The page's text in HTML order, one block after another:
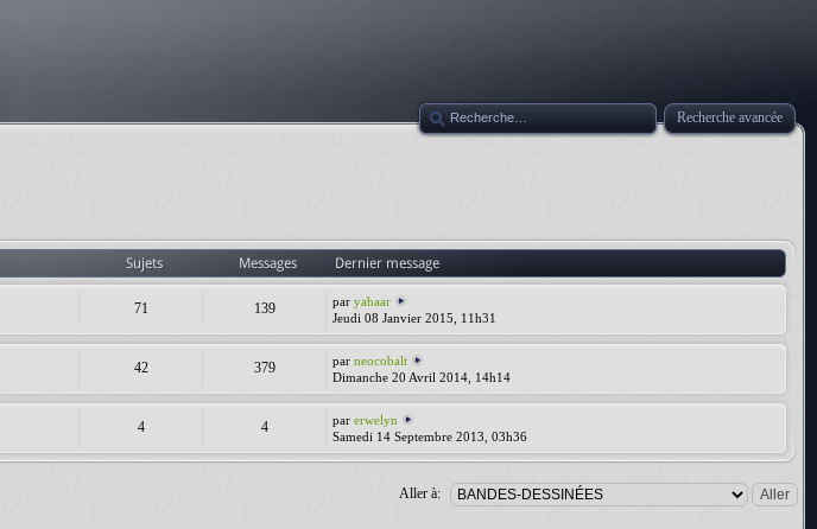
Recherche avancée
Sujets Messages Dernier message
71 139 paryabaar
Jeudi 08 Janvier 2015, 11h31
42 379 parneocobalt
Dimanche 20 Avril 2014, 14h14
4 4 parerwelyn
Samedi 14 Septembre 2013, 03h36
Aller à: